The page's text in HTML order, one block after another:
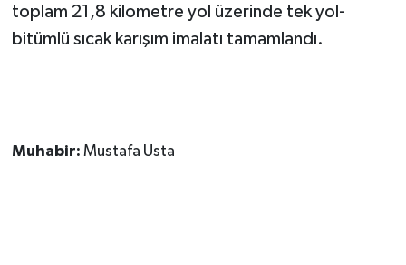
toplam 21,8 kilometre yol üzerinde tek yol-
bitümlü sıcak karışım imalatı tamamlandı.
Muhabir: Mustafa Usta